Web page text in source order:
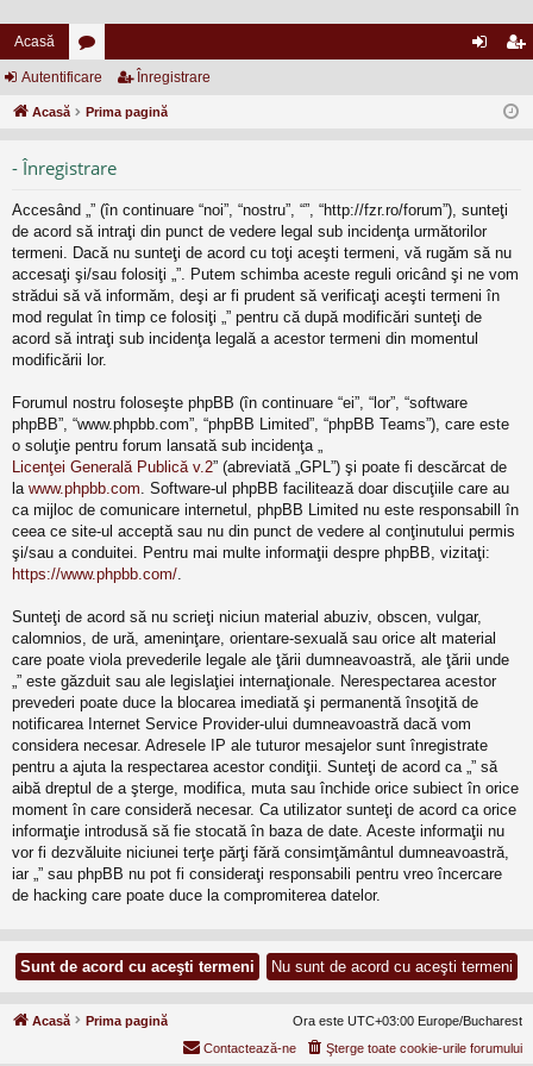
Acasă
or
u
re
eg
Autentificare Înregistrare
Acasă Prima pagină
- Înregistrare
Accesând „” (în continuare “noi”, “nostru”, “”, “http://fzr.ro/forum”), sunteţi
de acord să intraţi din punct de vedere legal sub incidenţa următorilor
termeni. Dacă nu sunteţi de acord cu toţi aceşti termeni, vă rugăm să nu
accesaţi şi/sau folosiţi „”. Putem schimba aceste reguli oricând şi ne vom
strădui să vă informăm, deşi ar fi prudent să verificaţi aceşti termeni în
mod regulat în timp ce folosiţi „” pentru că după modificări sunteţi de
acord să intraţi sub incidenţa legală a acestor termeni din momentul
modificării lor.
Forumul nostru foloseşte phpBB (în continuare “ei”, “lor”, “software
phpBB”, “www.phpbb.com”, “phpBB Limited”, “phpBB Teams”), care este
o soluţie pentru forum lansată sub incidenţa „
Licenţei Generală Publică v.2” (abreviată „GPL”) şi poate fi descărcat de
la www.phpbb.com . Software-ul phpBB facilitează doar discuţiile care au
ca mijloc de comunicare internetul, phpBB Limited nu este responsabill în
ceea ce site-ul acceptă sau nu din punct de vedere al conţinutului permis
şi/sau a conduitei. Pentru mai multe informaţii despre phpBB, vizitaţi:
https://www.phpbb.com/
Sunteţi de acord să nu scrieţi niciun material abuziv, obscen, vulgar,
calomnios, de ură, ameninţare, orientare-sexuală sau orice alt material
care poate viola prevederile legale ale ţării dumneavoastră, ale ţării unde
„” este găzduit sau ale legislaţiei internaţionale. Nerespectarea acestor
prevederi poate duce la blocarea imediată şi permanentă însoţită de
notificarea Internet Service Provider-ului dumneavoastră dacă vom
considera necesar. Adresele IP ale tuturor mesajelor sunt înregistrate
pentru a ajuta la respectarea acestor condiţii. Sunteţi de acord ca „” să
aibă dreptul de a şterge, modifica, muta sau închide orice subiect în orice
moment în care consideră necesar. Ca utilizator sunteţi de acord ca orice
informaţie introdusă să fie stocată în baza de date. Aceste informaţii nu
vor fi dezvăluite niciunei terţe părţi fără consimţământul dumneavoastră,
iar „” sau phpBB nu pot fi consideraţi responsabili pentru vreo încercare
de hacking care poate duce la compromiterea datelor.
Acasă Prima pagină
Ora este UTC+03:00 Europe/Bucharest
Şterge toate cookie-urile forumului
Contactează-ne